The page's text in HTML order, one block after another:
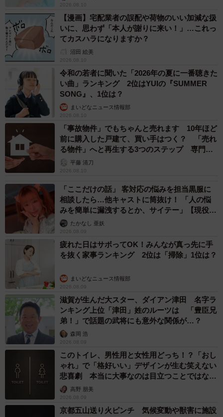
2026.08.10
【漫画】宅配業者の誤配や荷物のいい加減な扱
いに、思わず「本人が謝りに来い！」…これっ
てカスハラになりますか？
沼田 絵美
2026.08.10
令和の若者に聞いた「2026年の夏に一番聴きた
い曲」ランキング 2位はYUIの『SUMMER
SONG』、1位は？
まいどなニュース情報部
2026.08.10
「事故物件」でもちゃんと売れます 10年ほど
前に購入した戸建て、買い手はつく？ 「売れ
る物件」へと再生する3つのステップ 専門家
が解説平藤 清刀
2026.08.10
「ここだけの話」 客対応の悩みを担当黒服に
相談したら…他キャストに筒抜け！ 「人の悩
みを簡単に漏洩するとか、サイテー」【現役キ
ャストに取材】
たかなし 亜妖
2026.08.09
疲れた日はサボってOK！みんなが真っ先に手
を抜く家事ランキング 2位は「掃除」1位は？
まいどなニュース情報部
2026.08.09
滋賀が生んだ大スター、ダイアン津田 名字ラ
ンキング上位「津田」姓のルーツは 「豊臣兄
弟！」で話題の武将にも意外な関係が…？
森岡 浩
2026.08.09
このトイレ、男性用と女性用どっち！？「おし
ゃれ」で「格好いい」デザインが生む笑えない
悲喜劇 本当に大事なのは目立つことではな
く…高野 朋美
2026.08.09
京都五山送り火ピンチ 気候変動や獣害に施設